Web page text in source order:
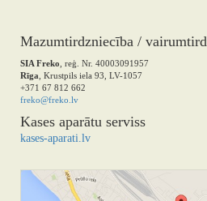
Mazumtirdzniecība /
SIA Freko , reģ. Nr. 40003091957
Rīga , Krustpils iela 93, LV-1057
+371 67 812 662
freko@freko.lv
Kases aparātu serviss
kases-aparati.lv